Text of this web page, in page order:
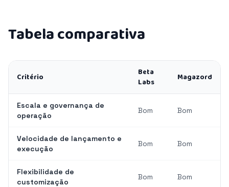
Tabela comparativa
Critério
Beta
Labs
Magazord
Escala e governança de
operação
Bom Bom
Velocidade de lançamento e
execução
Bom Bom
Flexibilidade de
customização
Bom Bom